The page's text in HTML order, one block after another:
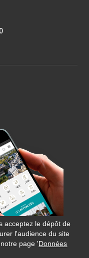
acceptez le dépôt de
l'audience du site
page 'Données